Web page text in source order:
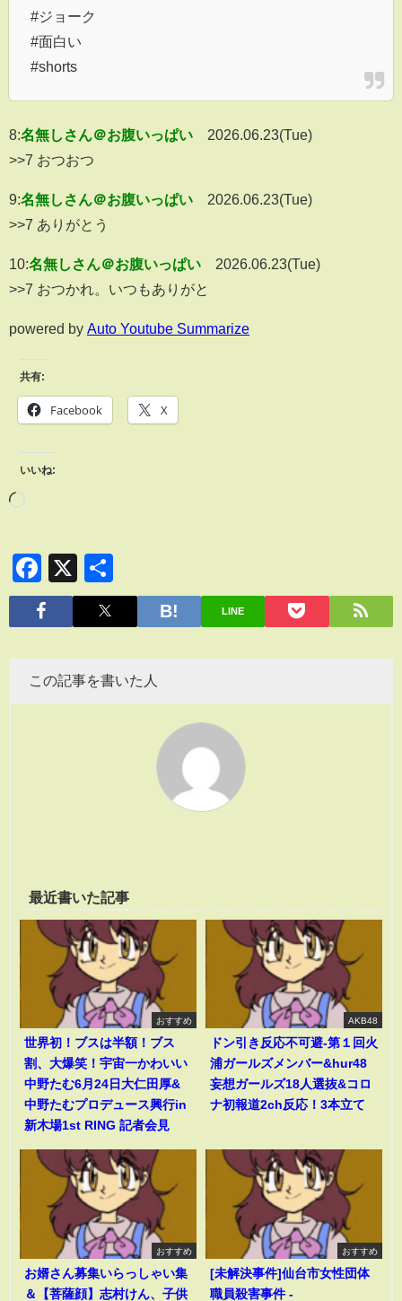
#ジョーク
#面白い
#shorts
8:名無しさん＠お腹いっぱい
2026.06.23(Tue)
>>7 おつおつ
9:名無しさん＠お腹いっぱい
2026.06.23(Tue)
>>7 ありがとう
10:名無しさん＠お腹いっぱい
2026.06.23(Tue)
>>7 おつかれ。いつもありがと
powered by Auto Youtube Summarize
共有:
Facebook X
いいね:
Facebook
X
有
LINE
この記事を書いた人
最近書いた記事
おすすめ
世界初！ブスは半額！ブス
割、大爆笑！宇宙一かわいい
中野たむ6月24日大仁田厚&
中野たむプロデュース興行in
新木場1st RING 記者会見
AKB48
ドン引き反応不可避-第１回火
浦ガールズメンバー&hur48
妄想ガールズ18人選抜&コロ
ナ初報道2ch反応！3本立て
おすすめ
お婿さん募集いらっしゃい集
＆【菩薩顔】志村けん、子供
おすすめ
[未解決事件]仙台市女性団体
職員殺害事件 -